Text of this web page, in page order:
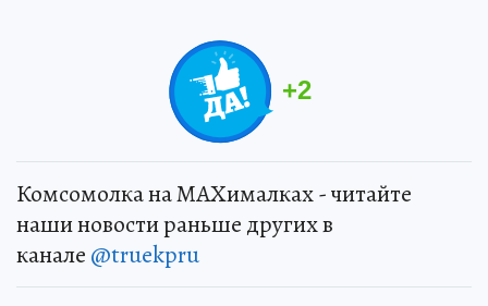
+2
Комсомолка на MAXималках - читайте
наши новости раньше других в
канале @truekpru